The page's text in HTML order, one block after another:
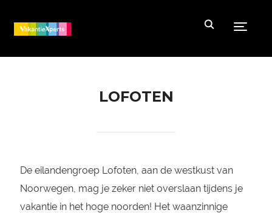
LOFOTEN
De eilandengroep Lofoten, aan de westkust van
Noorwegen, mag je zeker niet overslaan tijdens je
vakantie in het hoge noorden! Het waanzinnige